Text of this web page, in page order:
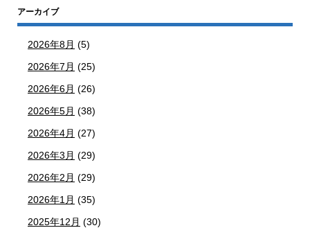
アーカイブ
2026年8月 (5)
2026年7月 (25)
2026年6月 (26)
2026年5月 (38)
2026年4月 (27)
2026年3月 (29)
2026年2月 (29)
2026年1月 (35)
2025年12月 (30)